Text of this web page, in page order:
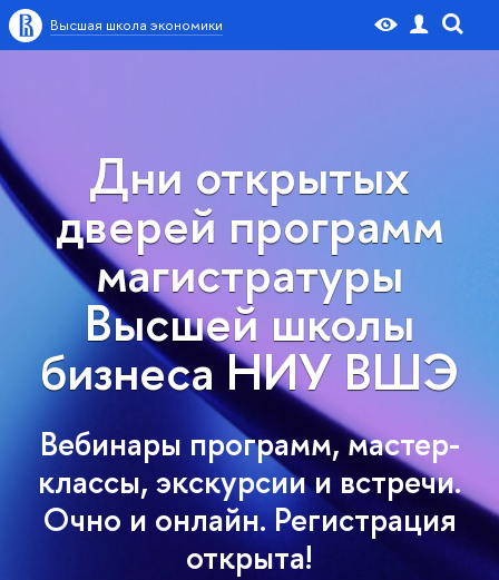
Высшая школа экономики
Дни открытых
дверей программ
магистратуры
Высшей школы
бизнеса НИУ ВШЭ
Вебинары программ, мастер-
классы, экскурсии и встречи.
Очно и онлайн. Регистрация
открыта!